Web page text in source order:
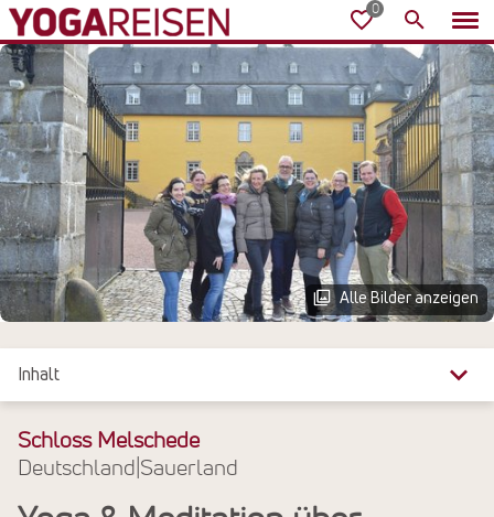
Alle Bilder anzeigen
Inhalt
Überblick
Reiseinfos
Schloss Melschede
Deutschland Sauerland